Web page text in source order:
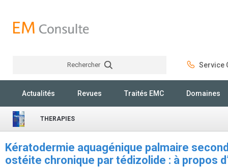
Rechercher Service
Actualités Revues Traités EMC Domaines
THERAPIES
Kératodermie aquagénique palmaire
ostéite chronique par tédizolide : à propos